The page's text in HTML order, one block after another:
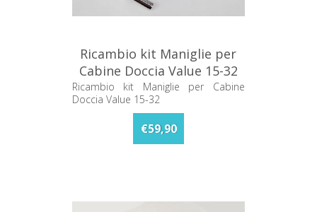
Ricambio kit Maniglie per
Cabine Doccia Value 15-32
Ricambio kit Maniglie per Cabine
Doccia Value 15-32
€59,90